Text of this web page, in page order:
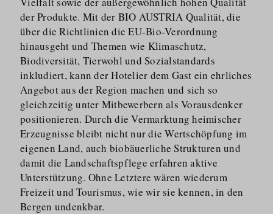
der Produkte. Mit der BIO AUSTRIA Qualität, die
über die Richtlinien die EU-Bio-Verordnung
hinausgeht und Themen wie Klimaschutz,
Biodiversität, Tierwohl und Sozialstandards
inkludiert, kann der Hotelier dem Gast ein ehrliches
Angebot aus der Region machen und sich so
gleichzeitig unter Mitbewerbern als Vorausdenker
positionieren. Durch die Vermarktung heimischer
Erzeugnisse bleibt nicht nur die Wertschöpfung im
eigenen Land, auch biobäuerliche Strukturen und
damit die Landschaftspflege erfahren aktive
Unterstützung. Ohne Letztere wären wiederum
Freizeit und Tourismus, wie wir sie kennen, in den
Bergen undenkbar.